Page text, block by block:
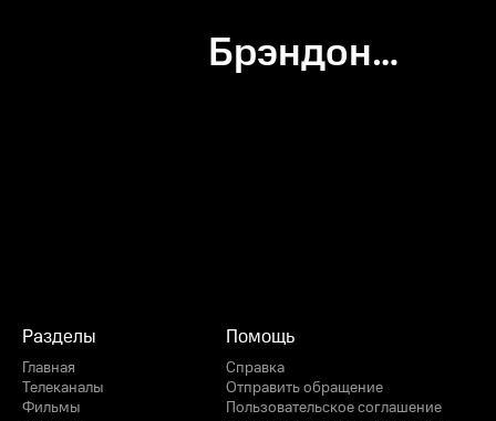
Брэндон
Разделы
Главная
Телеканалы
Фильмы
Помощь
Справка
Отправить обращение
Пользовательское соглашение